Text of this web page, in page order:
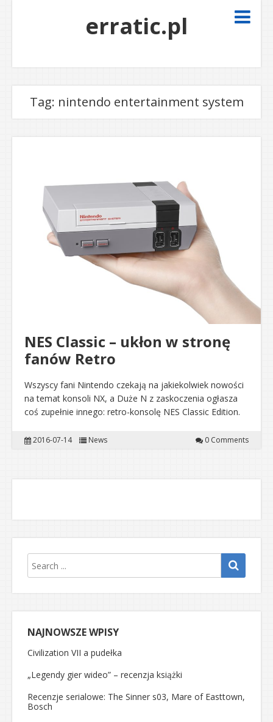
erratic.pl
Tag: nintendo entertainment system
NES Classic – ukłon w stronę
fanów Retro
Wszyscy fani Nintendo czekają na jakiekolwiek nowości
na temat konsoli NX, a Duże N z zaskoczenia ogłasza
coś zupełnie innego: retro-konsolę NES Classic Edition.
2016-07-14 News 0 Comments
NAJNOWSZE WPISY
Civilization VII a pudełka
„Legendy gier wideo” – recenzja książki
Recenzje serialowe: The Sinner s03, Mare of Easttown,
Bosch